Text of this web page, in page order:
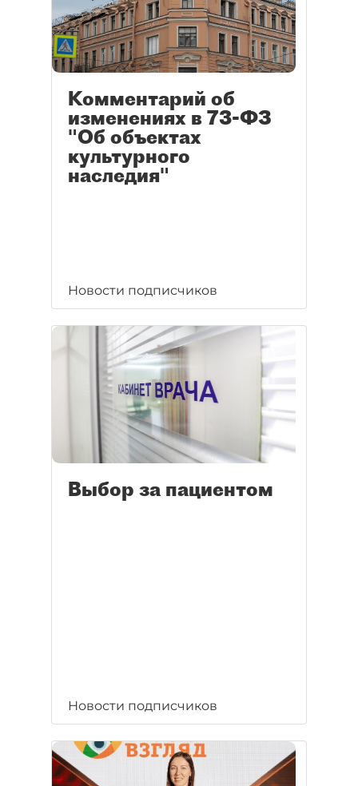
Комментарий об
изменениях в 73-ФЗ
"Об объектах
культурного
наследия"
Новости подписчиков
Выбор за пациентом
Новости подписчиков